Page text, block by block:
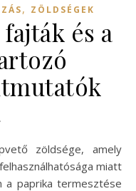
, ZÖLDSÉGEK
és a
miatt
a paprika termesztése